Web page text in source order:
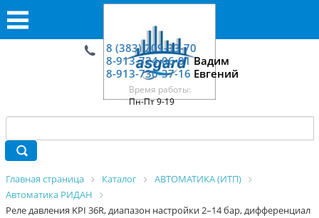
8 (383) 209-33-70
8-913-724-06-01Вадим
8-913-730-37-16 Евгений
Время работы:
Пн-Пт 9-19
Главная страница Каталог
АВТОМАТИКА (ИТП)
Автоматика РИДАН
Реле давления KPI 36R, диапазон настройки 2–14 бар, дифференциал